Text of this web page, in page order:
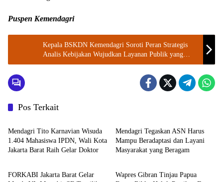
Puspen Kemendagri
Kepala BSKDN Kemendagri Soroti Peran Strategis
Analis Kebijakan Wujudkan Layanan Publik yang
Inovatif dan Responsif
Pos Terkait
Kemendagri
Mendagri Tito Karnavian Wisuda
1.404 Mahasiswa IPDN, Wali Kota
Jakarta Barat Raih Gelar Doktor
Mendagri Tegaskan ASN Harus
Mampu Beradaptasi dan Layani
Masyarakat yang Beragam
Berita
FORKABI Jakarta Barat Gelar
Kemendagri
Wapres Gibran Tinjau Papua